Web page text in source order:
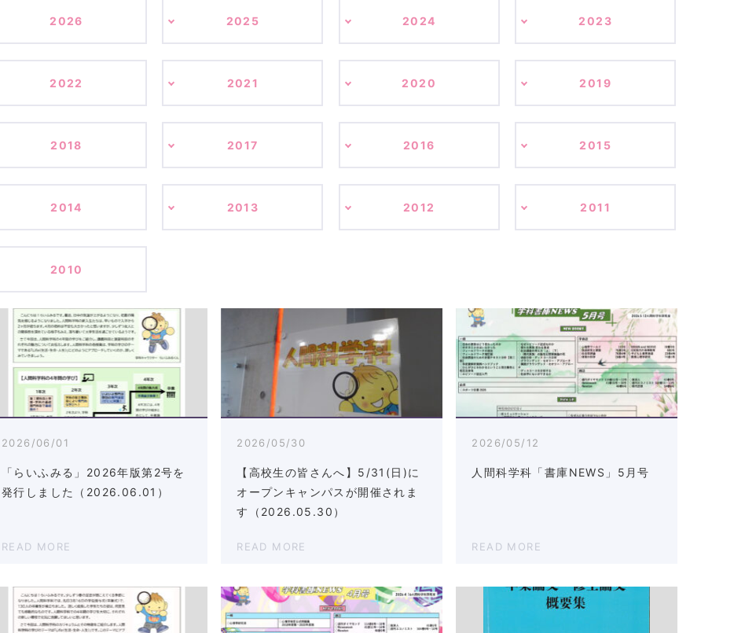
2026 2025 2024 2023
2022 2021 2020 2019
2018 2017 2016 2015
2014 2013 2012 2011
2010
2026/06/01
「らいふみる」2026年版第2号を
発行しました（2026.06.01）
READ MORE
2026/05/30
【高校生の皆さんへ】5/31(日)に
オープンキャンパスが開催されま
す（2026.05.30）
READ MORE
2026/05/12
人間科学科「書庫NEWS」5月号
READ MORE